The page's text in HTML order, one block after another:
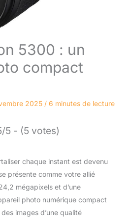
5300 : un
compact
2025 / 6 minutes de lecture
5 - (5 votes)
chaque instant est devenu
présente comme votre allié
mégapixels et d’une
photo numérique compact
images d’une qualité